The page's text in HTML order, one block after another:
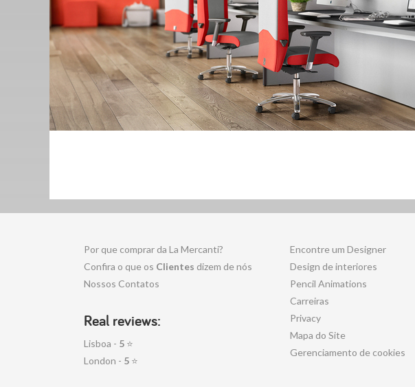
Por que comprar da La Mercanti?
Confira o que os Clientes dizem de nós
Nossos Contatos
Real reviews:
Lisboa - 5 ⭐
London - 5 ⭐
Encontre um Designer
Design de interiores
Pencil Animations
Carreiras
Privacy
Mapa do Site
Gerenciamento de cookies